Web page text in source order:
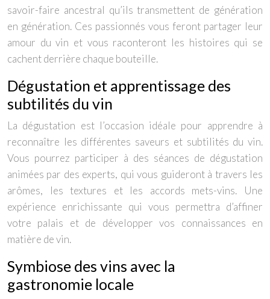
savoir-faire ancestral qu’ils transmettent de génération
en génération. Ces passionnés vous feront partager leur
amour du vin et vous raconteront les histoires qui se
cachent derrière chaque bouteille.
Dégustation et apprentissage des
subtilités du vin
La dégustation est l’occasion idéale pour apprendre à
reconnaître les différentes saveurs et subtilités du vin.
Vous pourrez participer à des séances de dégustation
animées par des experts, qui vous guideront à travers les
arômes, les textures et les accords mets-vins. Une
expérience enrichissante qui vous permettra d’affiner
votre palais et de développer vos connaissances en
matière de vin.
Symbiose des vins avec la
gastronomie locale